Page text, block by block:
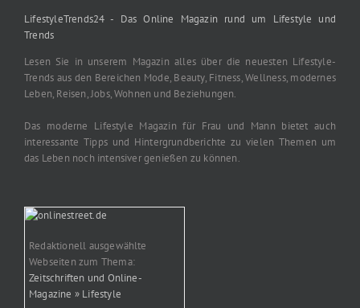
LifestyleTrends24 - Das Online Magazin rund um Lifestyle und
Trends
Lesen Sie in unserem Magazin alles über die neuesten Lifestyle-
Trends aus den Bereichen Mode, Beauty, Fitness, Wellness, modernes
Leben, Reisen, Jobs, Wohnen und Beziehungen.
Das moderne Lifestyle Magazin für Frau und Mann bietet auch
interessante Tipps und Hintergrundberichte zu vielen Themen um
das Leben noch intensiver genießen zu können.
Redaktionell ausgewählte
Webseiten zum Thema:
Zeitschriften und Online-
Magazine » Lifestyle